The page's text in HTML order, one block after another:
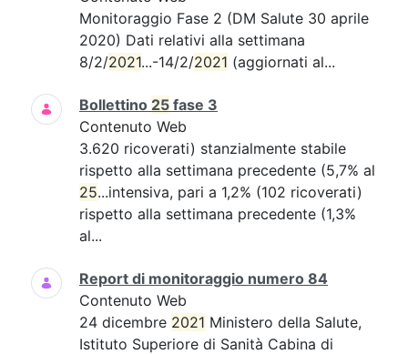
Monitoraggio Fase 2 (DM Salute 30 aprile
2020) Dati relativi alla settimana
8/2/2021...-14/2/2021 (aggiornati al...
Bollettino 25 fase 3
Contenuto Web
3.620 ricoverati) stanzialmente stabile
rispetto alla settimana precedente (5,7% al
25...intensiva, pari a 1,2% (102 ricoverati)
rispetto alla settimana precedente (1,3%
al...
Report di monitoraggio numero 84
Contenuto Web
24 dicembre 2021 Ministero della Salute,
Istituto Superiore di Sanità Cabina di